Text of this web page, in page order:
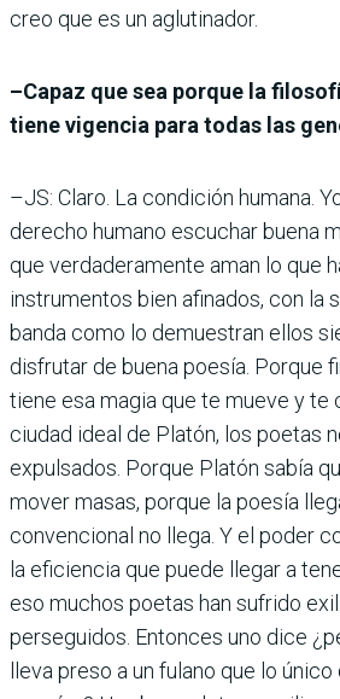
creo que es un aglutinador.
–Capaz que sea porque la
tiene vigencia para todas las
–JS: Claro. La condición humana.
derecho humano escuchar buena
que verdaderamente aman lo que
instrumentos bien afinados, con la
banda como lo demuestran ellos
disfrutar de buena poesía. Porque
tiene esa magia que te mueve y te
ciudad ideal de Platón, los poetas
expulsados. Porque Platón sabía
mover masas, porque la poesía
convencional no llega. Y el poder
la eficiencia que puede llegar a
eso muchos poetas han sufrido
perseguidos. Entonces uno dice
lleva preso a un fulano que lo